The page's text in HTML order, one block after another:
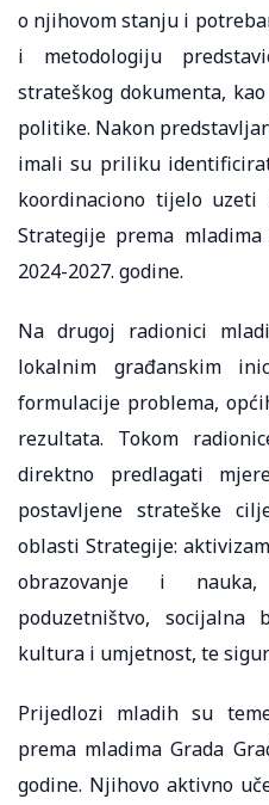
o njihovom stanju i
i metodologiju
strateškog dokumenta,
politike. Nakon
imali su priliku
koordinaciono tijelo
Strategije prema
2024-2027. godine.
Na drugoj radionici
lokalnim građanskim
formulacije problema,
rezultata. Tokom
direktno predlagati
postavljene strateške
oblasti Strategije:
obrazovanje i
poduzetništvo, socijalna
kultura i umjetnost, te
Prijedlozi mladih su
prema mladima Grada
godine. Njihovo aktivno